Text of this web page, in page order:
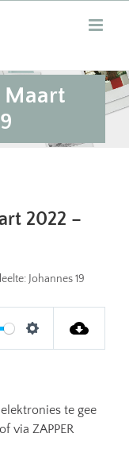
Maart
2022 –
Johannes 19
Settings
te gee
via ZAPPER